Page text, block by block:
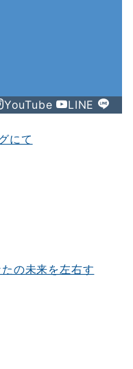
YouTube LINE
にて
の未来を左右す